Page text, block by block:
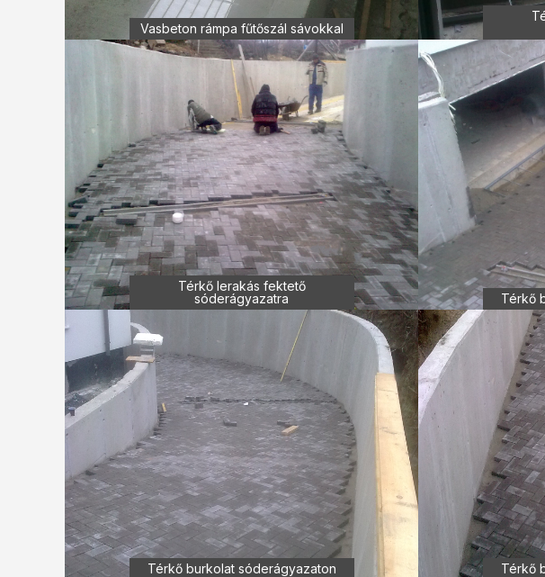
Vasbeton rámpa fűtőszál sávokkal
Térkő lerakás fektető
sóderágyazatra
Térkő
Térkő burkolat sóderágyazaton Térkő